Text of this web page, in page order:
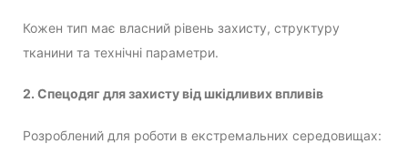
Кожен тип має власний рівень захисту, структуру
тканини та технічні параметри.
2. Спецодяг для захисту від шкідливих впливів
Розроблений для роботи в екстремальних середовищах: